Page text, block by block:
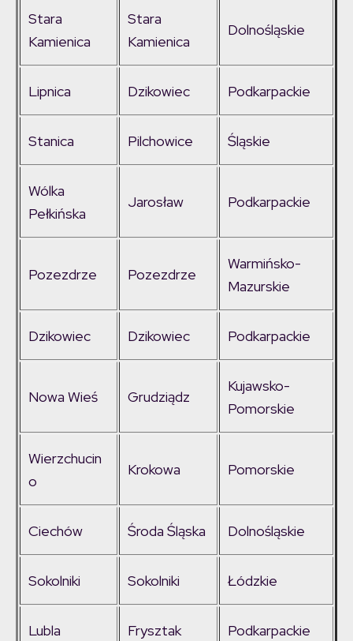
Stara
Kamienica
Stara
Kamienica
Dolnośląskie
Lipnica Dzikowiec Podkarpackie
Stanica Pilchowice Śląskie
Wólka
Pełkińska
Jarosław Podkarpackie
Pozezdrze Pozezdrze
Warmińsko-
Mazurskie
Dzikowiec Dzikowiec Podkarpackie
Nowa Wieś Grudziądz
Kujawsko-
Pomorskie
Wierzchucin
o
Krokowa Pomorskie
Ciechów Środa Śląska Dolnośląskie
Sokolniki Sokolniki Łódzkie
Lubla Frysztak Podkarpackie